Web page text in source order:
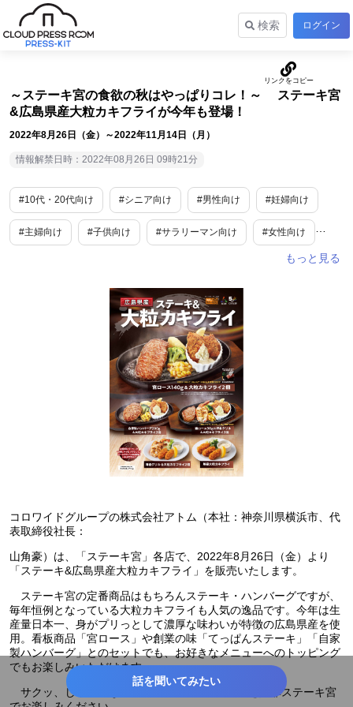
検索 ログイン
～ステーキ宮の食欲の秋はやっぱりコレ！～ ステーキ宮
&広島県産大粒カキフライが今年も登場！
2022年8月26日（金）～2022年11月14日（月）
情報解禁日時：2022年08月26日 09時21分
#10代・20代向け #シニア向け #男性向け #妊婦向け
#主婦向け #子供向け #サラリーマン向け #女性向け
#期間限定
コロワイドグループの株式会社アトム（本社：神奈川県横浜市、代
表取締役社長：
山角豪）は、「ステーキ宮」各店で、2022年8月26日（金）より
「ステーキ&広島県産大粒カキフライ」を販売いたします。
ステーキ宮の定番商品はもちろんステーキ・ハンバーグですが、
毎年恒例となっている大粒カキフライも人気の逸品です。今年は生
産量日本一、身がプリっとして濃厚な味わいが特徴の広島県産を使
用。看板商品「宮ロース」や創業の味「てっぱんステーキ」「自家
製ハンバーグ」とのセットでも、お好きなメニューへのトッピング
でもお楽しみいただけます。
サクッ、じゅわ～なステーキ&大粒カキフライを是非ステーキ宮
話を聞いてみたい